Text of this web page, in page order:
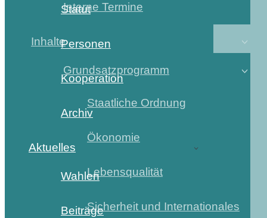
Interne Termine
Inhalte
Grundsatzprogramm
Staatliche Ordnung
Ökonomie
Lebensqualität
Sicherheit und Internationales
Statut
Personen
Kooperation
Archiv
Aktuelles
Wahlen
Beiträge